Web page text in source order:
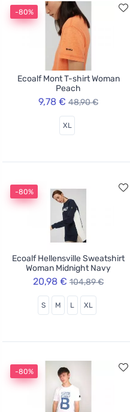
-80%
Ecoalf Mont T-shirt Woman
Peach
9,78 € 48,90 €
XL
-80%
Ecoalf Hellensville Sweatshirt
Woman Midnight Navy
20,98 € 104,89 €
S M L XL
-80%